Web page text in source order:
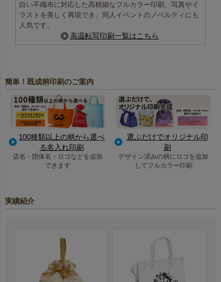
白い不織布に対応した高精細なフルカラー印刷。写真やイ
ラストを美しく再現でき、同人イベントのノベルティにも
人気です。
高温転写印刷一覧はこちら
簡単！既成柄印刷のご案内
100種類以上の柄から選べ
る名入れ印刷
店名・団体名・ロゴなどを追加
できます
選ぶだけでオリジナル印
刷
デザイン済みの柄にロゴを追加
してフルカラー印刷
実績紹介